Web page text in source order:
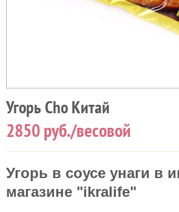
Угорь Cho Китай
2850руб./весовой
Угорь в соусе унаги в
магазине "ikralife"